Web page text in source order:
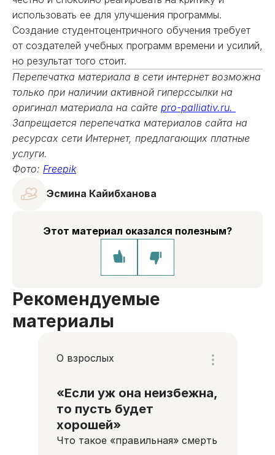
использовать ее для улучшения программы.
Создание студентоцентричного обучения требует
от создателей учебных программ времени и усилий,
но результат того стоит.
Перепечатка материала в сети интернет возможна
только при наличии активной гиперссылки на
оригинал материала на сайте pro-palliativ.ru.
Запрещается перепечатка материалов сайта на
ресурсах сети Интернет, предлагающих платные
услуги.
Фото: Freepik
Эсмина Кайибханова
Этот материал оказался полезным?
Рекомендуемые
материалы
О взрослых
«Если уж она неизбежна,
то пусть будет
хорошей»
Что такое «правильная» смерть